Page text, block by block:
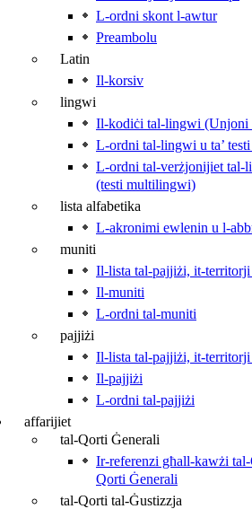
L-ordni skont l‑awtur
Preambolu
Latin
Il-korsiv
lingwi
Il-kodiċi tal-lingwi (Unjoni
L-ordni tal-lingwi u ta’
L-ordni tal-verżjonijiet tal-
(testi multilingwi)
lista alfabetika
L-akronimi ewlenin u
muniti
Il-lista tal-pajjiżi, it‑territorji
Il-muniti
L-ordni tal-muniti
pajjiżi
Il-lista tal-pajjiżi, it‑territorji
Il-pajjiżi
L-ordni tal-pajjiżi
affarijiet
tal-Qorti Ġenerali
Ir-referenzi għall-kawżi
Qorti Ġenerali
tal-Qorti tal-Ġustizzja